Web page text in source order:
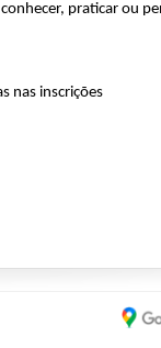
praticar ou
nas inscrições